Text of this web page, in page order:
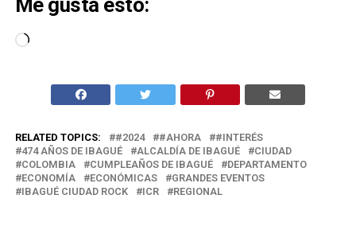
Cargando...
RELATED TOPICS: #2024 #AHORA
#INTERÉS
474 AÑOS DE IBAGUÉ
ALCALDÍA DE IBAGUÉ
CIUDAD
COLOMBIA
CUMPLEAÑOS DE IBAGUÉ
DEPARTAMENTO
ECONOMÍA
ECONÓMICAS
GRANDES EVENTOS
IBAGUÉ CIUDAD ROCK
ICR REGIONAL